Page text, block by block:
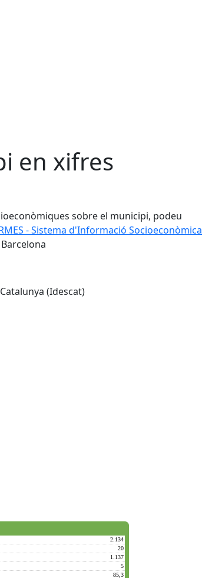
en xifres
sobre el municipi, podeu
- Sistema d'Informació Socioeconòmica
(Idescat)